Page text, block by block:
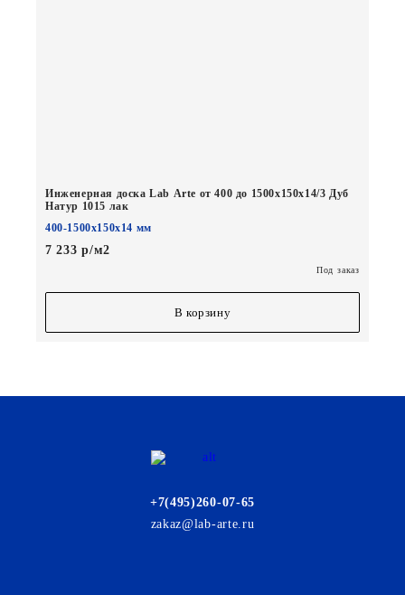
Инженерная доска Lab Arte от 400 до 1500х150х14/3 Дуб
Натур 1015 лак
400-1500х150х14 мм
7 233 р/м2
Под заказ
В корзину
+7(495)260-07-65
zakaz@lab-arte.ru